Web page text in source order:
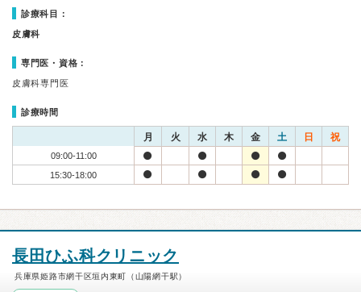
診療科目：
皮膚科
専門医・資格：
皮膚科専門医
診療時間
月 火 水 木 金 土 日 祝
09:00-11:00
15:30-18:00
長田ひふ科クリニック
兵庫県姫路市網干区垣内東町（山陽網干駅）